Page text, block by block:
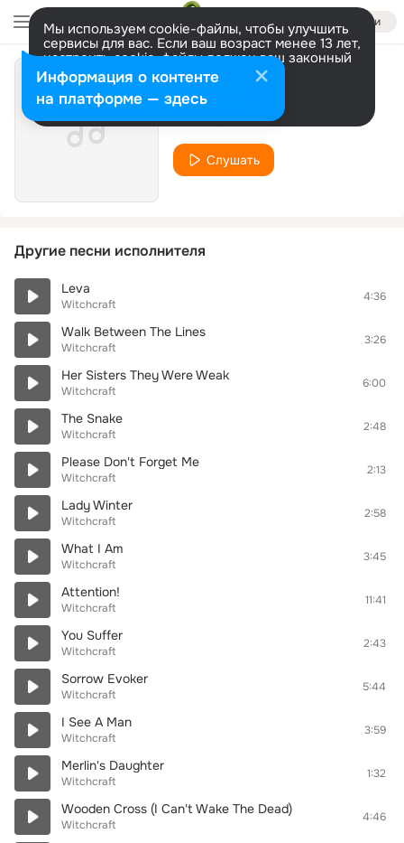
Войти
Мы используем cookie-файлы, чтобы улучшить
сервисы для вас. Если ваш возраст менее 13 лет,
настроить cookie-файлы должен ваш законный
представитель. Больше информации
Разрешить все Настроить
Samaritan Burden
Witchcraft
Слушать
Другие песни исполнителя
Leva
Witchcraft
4:36
Walk Between The Lines
Witchcraft
3:26
Her Sisters They Were Weak
Witchcraft
6:00
The Snake
Witchcraft
2:48
Please Don't Forget Me
Witchcraft
2:13
Lady Winter
Witchcraft
2:58
What I Am
Witchcraft
3:45
Attention!
Witchcraft
11:41
You Suffer
Witchcraft
2:43
Sorrow Evoker
Witchcraft
5:44
I See A Man
Witchcraft
3:59
Merlin's Daughter
Witchcraft
1:32
Wooden Cross (I Can't Wake The Dead)
Witchcraft
4:46
Информация о контенте
на платформе — здесь